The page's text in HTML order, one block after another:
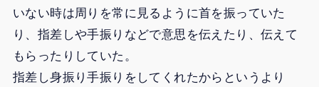
いない時は周りを常に見るように首を振っていた
り、指差しや手振りなどで意思を伝えたり、伝えて
もらったりしていた。
指差し身振り手振りをしてくれたからというより